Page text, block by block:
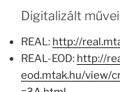
Digitalizált
REAL: http://
REAL-EOD: http://
eod.mtak.hu/view/